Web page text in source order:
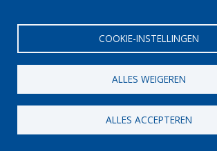
COOKIE-INSTELLINGEN
ALLES WEIGEREN
ALLES ACCEPTEREN